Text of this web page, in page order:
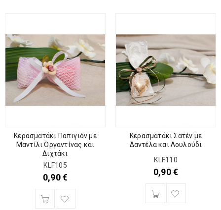
Κερασματάκι Παπιγιόν με
Μαντίλι Οργαντίνας και
Διχτάκι
KLF105
0,90€
Κερασματάκι Σατέν με
Δαντέλα και Λουλούδι
KLF110
0,90€